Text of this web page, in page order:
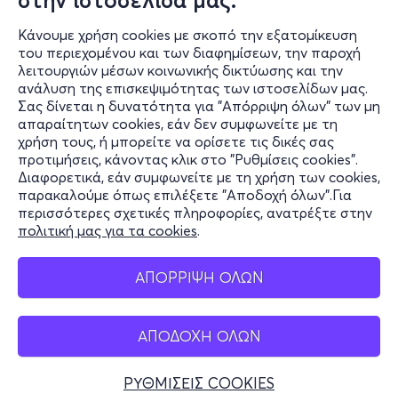
Κάνουμε χρήση cookies με σκοπό την εξατομίκευση
του περιεχομένου και των διαφημίσεων, την παροχή
λειτουργιών μέσων κοινωνικής δικτύωσης και την
ανάλυση της επισκεψιμότητας των ιστοσελίδων μας.
Σας δίνεται η δυνατότητα για "Απόρριψη όλων" των μη
απαραίτητων cookies, εάν δεν συμφωνείτε με τη
χρήση τους, ή μπορείτε να ορίσετε τις δικές σας
προτιμήσεις, κάνοντας κλικ στο "Ρυθμίσεις cookies".
Διαφορετικά, εάν συμφωνείτε με τη χρήση των cookies,
παρακαλούμε όπως επιλέξετε "Αποδοχή όλων".Για
περισσότερες σχετικές πληροφορίες, ανατρέξτε στην
πολιτική μας για τα cookies.
ΑΠΟΡΡΙΨΗ ΟΛΩΝ
ΑΠΟΔΟΧΗ ΟΛΩΝ
ΡΥΘΜΙΣΕΙΣ COOKIES